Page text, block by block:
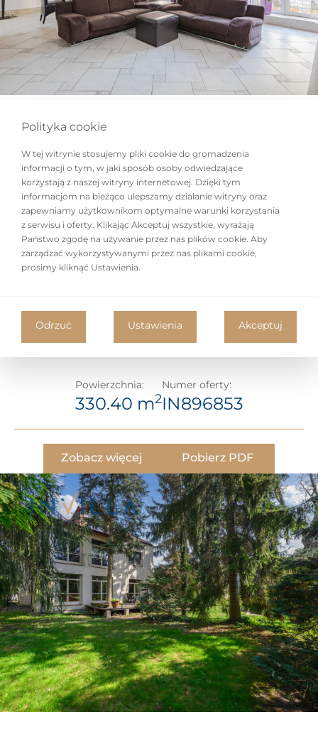
Dom na sprzedaż,
330.40m2, Otwock,
Świder
Energooszczędny, Pompa ciepła, Magazyn
energii, PV
SPRZEDAŻ
2 300 000 PLN
Powierzchnia:
330.40 m2
Numer oferty:
IN896853
Zobacz więcej Pobierz PDF
Polityka cookie
W tej witrynie stosujemy pliki cookie do gromadzenia
informacji o tym, w jaki sposób osoby odwiedzające
korzystają z naszej witryny internetowej. Dzięki tym
informacjom na bieżąco ulepszamy działanie witryny oraz
zapewniamy użytkownikom optymalne warunki korzystania
z serwisu i oferty. Klikając Akceptuj wszystkie, wyrażają
Państwo zgodę na używanie przez nas plików cookie. Aby
zarządzać wykorzystywanymi przez nas plikami cookie,
prosimy kliknąć Ustawienia.
Odrzuć Ustawienia Akceptuj